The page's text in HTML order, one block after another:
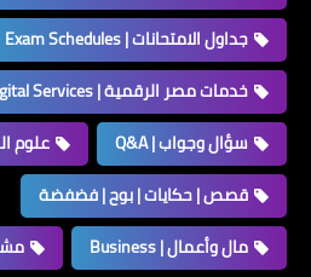
جداول الامتحانات | Exam Schedules
خدمات مصر الرقمية | Egypt Digital Services
سؤال وجواب | Q&A
علوم
قصص | حكايات | بوح | فضفضة
مال وأعمال | Business